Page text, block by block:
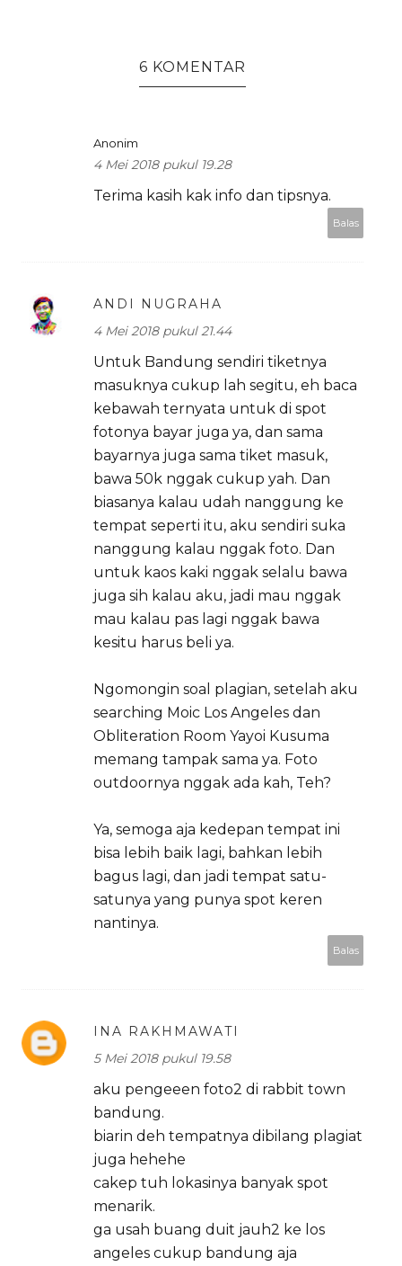
6 KOMENTAR
Anonim
4 Mei 2018 pukul 19.28
Terima kasih kak info dan tipsnya.
Balas
ANDI NUGRAHA
4 Mei 2018 pukul 21.44
Untuk Bandung sendiri tiketnya
masuknya cukup lah segitu, eh baca
kebawah ternyata untuk di spot
fotonya bayar juga ya, dan sama
bayarnya juga sama tiket masuk,
bawa 50k nggak cukup yah. Dan
biasanya kalau udah nanggung ke
tempat seperti itu, aku sendiri suka
nanggung kalau nggak foto. Dan
untuk kaos kaki nggak selalu bawa
juga sih kalau aku, jadi mau nggak
mau kalau pas lagi nggak bawa
kesitu harus beli ya.
Ngomongin soal plagian, setelah aku
searching Moic Los Angeles dan
Obliteration Room Yayoi Kusuma
memang tampak sama ya. Foto
outdoornya nggak ada kah, Teh?
Ya, semoga aja kedepan tempat ini
bisa lebih baik lagi, bahkan lebih
bagus lagi, dan jadi tempat satu-
satunya yang punya spot keren
nantinya.
Balas
INA RAKHMAWATI
5 Mei 2018 pukul 19.58
aku pengeeen foto2 di rabbit town
bandung.
biarin deh tempatnya dibilang plagiat
juga hehehe
cakep tuh lokasinya banyak spot
menarik.
ga usah buang duit jauh2 ke los
angeles cukup bandung aja